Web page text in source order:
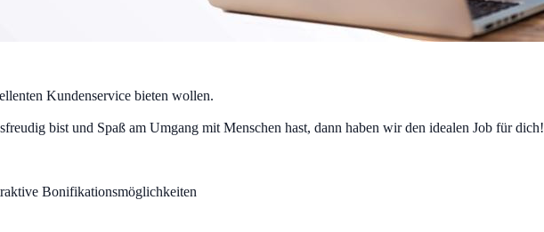
Kundenservice bieten wollen.
bist und Spaß am Umgang mit Menschen hast, dann haben wir den idealen Job für dich!
Bonifikationsmöglichkeiten